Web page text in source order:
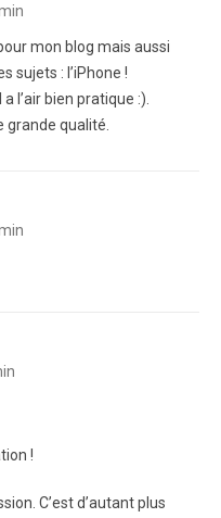
mon blog mais aussi
sujets : l’iPhone !
l’air bien pratique :).
grande qualité.
!
C’est d’autant plus